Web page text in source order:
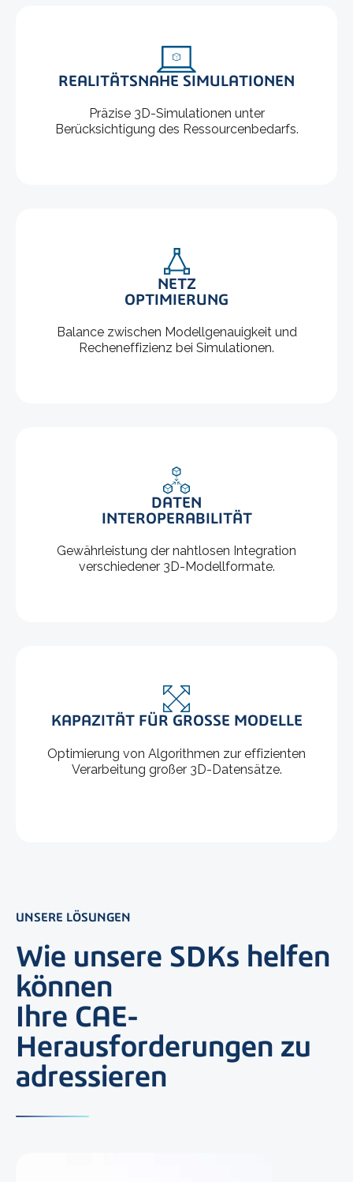
REALITÄTSNAHE SIMULATIONEN
Präzise 3D-Simulationen unter
Berücksichtigung des Ressourcenbedarfs.
NETZ
OPTIMIERUNG
Balance zwischen Modellgenauigkeit und
Recheneffizienz bei Simulationen.
DATEN
INTEROPERABILITÄT
Gewährleistung der nahtlosen Integration
verschiedener 3D-Modellformate.
KAPAZITÄT FÜR GROSSE MODELLE
Optimierung von Algorithmen zur effizienten
Verarbeitung großer 3D-Datensätze.
UNSERE LÖSUNGEN
Wie unsere SDKs helfen
können
Ihre CAE-
Herausforderungen zu
adressieren